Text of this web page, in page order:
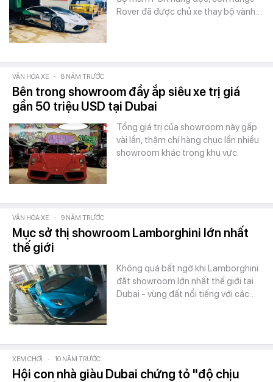
Rover đã được chủ xe thay bộ vành…
VĂN HÓA XE - 8 NĂM TRƯỚC
Bên trong showroom đầy ắp siêu xe trị giá
gần 50 triệu USD tại Dubai
Tổng giá trị của showroom này gấp
vài lần, thậm chí hàng chục lần nhiều
showroom khác trong khu vực.
VĂN HÓA XE - 9 NĂM TRƯỚC
Mục sở thị showroom Lamborghini lớn nhất
thế giới
Không quá bất ngờ khi Lamborghini
đặt showroom lớn nhất thế giới tại
Dubai - vùng đất nổi tiếng với các…
XEM CHƠI - 10 NĂM TRƯỚC
Hội con nhà giàu Dubai chứng tỏ "độ chịu